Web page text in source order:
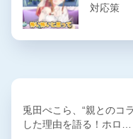
対応策
兎田ぺこら、“親とのコ
した理由を語る！ホロ…